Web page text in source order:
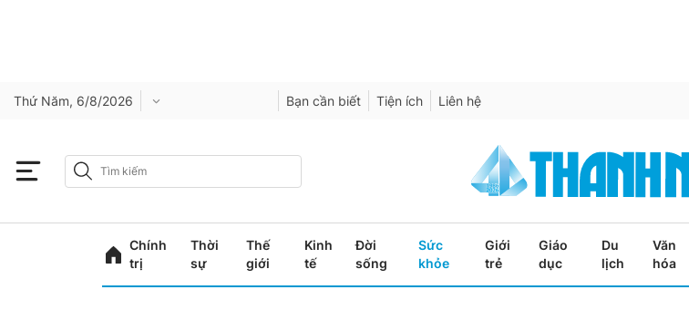
Thứ Năm, 6/8/2026 Bạn cần biết Tiện ích Liên hệ
Chính
trị
Thời
sự
Thế
giới
Kinh
tế
Đời
sống
Sức
khỏe
Giới
trẻ
Giáo
dục
Du
lịch
Văn
hóa